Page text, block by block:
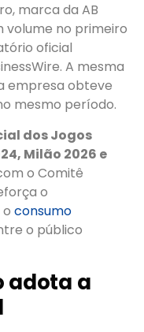
marca da AB
volume no primeiro
oficial
A mesma
empresa obteve
mesmo período.
dos Jogos
Milão 2026 e
o Comitê
o
consumo
o público
adota a